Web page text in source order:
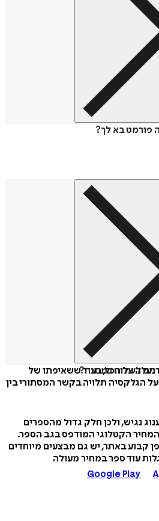
פורמט בא לך?
לשלוח כמתנה?
נעלה על הכל, בעוד ששאיפתו של
הגלקסיה תלויה בקשר המסתורי בין
נגיש, ולכן חלק גדול מהספרים
הקטלוגי המודפס בגב הספר.
קבוע באתר, יש גם מבצעים מיוחדים
עוד ספר במחיר מעולה
Google Play